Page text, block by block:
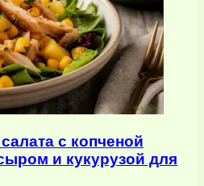
с копченой
и кукурузой для